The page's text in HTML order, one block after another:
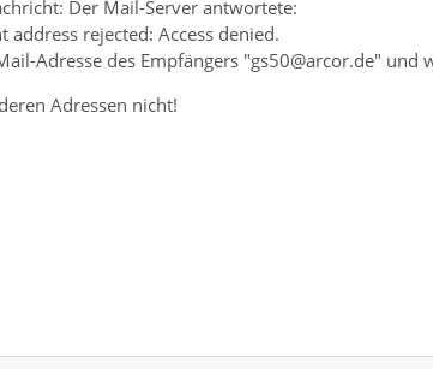
Der Mail-Server antwortete:
address rejected: Access denied.
Adresse des Empfängers "gs50@arcor.de" und
Adressen nicht!